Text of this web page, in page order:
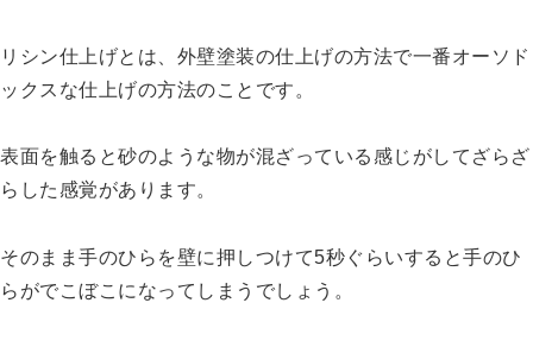
リシン仕上げとは、外壁塗装の仕上げの方法で一番オーソド
ックスな仕上げの方法のことです。
表面を触ると砂のような物が混ざっている感じがしてざらざ
らした感覚があります。
そのまま手のひらを壁に押しつけて5秒ぐらいすると手のひ
らがでこぼこになってしまうでしょう。